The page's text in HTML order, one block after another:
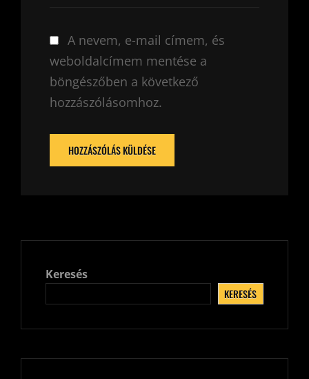
A nevem, e-mail címem, és
weboldalcímem mentése a
böngészőben a következő
hozzászólásomhoz.
Keresés
KERESÉS